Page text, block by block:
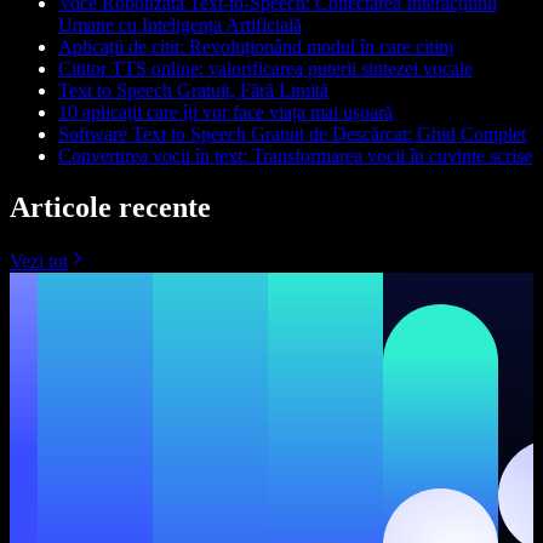
Umane cu Inteligența Artificială
Aplicații de citit: Revoluționând modul în care citim
Cititor TTS online: valorificarea puterii sintezei vocale
Text to Speech Gratuit, Fără Limită
10 aplicații care îți vor face viața mai ușoară
Software Text to Speech Gratuit de Descărcat: Ghid Complet
Convertirea vocii în text: Transformarea vocii în cuvinte scrise
Articole recente
Vezi tot